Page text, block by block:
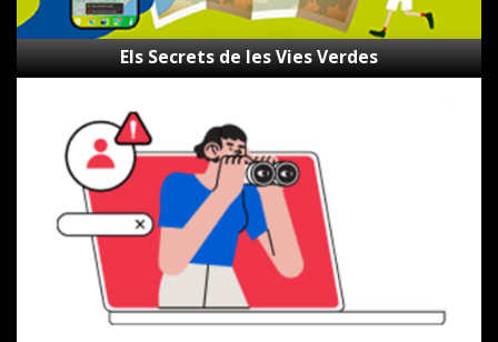
Els Secrets de les Vies Verdes